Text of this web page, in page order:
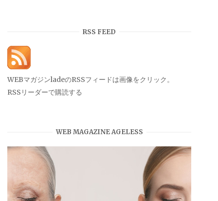
RSS FEED
WEBマガジンladeのRSSフィードは画像をクリック。
RSSリーダーで購読する
WEB MAGAZINE AGELESS